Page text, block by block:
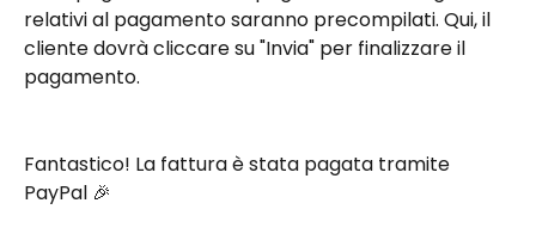
relativi al pagamento saranno precompilati. Qui, il
cliente dovrà cliccare su "Invia" per finalizzare il
pagamento.
Fantastico! La fattura è stata pagata tramite
PayPal 🎉